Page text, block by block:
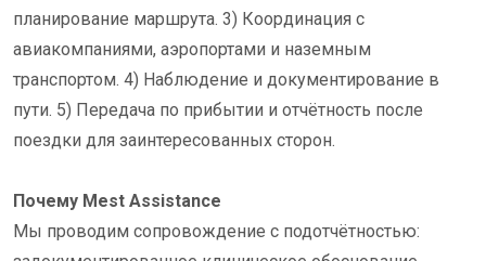
планирование маршрута. 3) Координация с
авиакомпаниями, аэропортами и наземным
транспортом. 4) Наблюдение и документирование в
пути. 5) Передача по прибытии и отчётность после
поездки для заинтересованных сторон.
Почему Mest Assistance
Мы проводим сопровождение с подотчётностью: